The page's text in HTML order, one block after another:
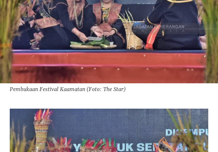
Pembukaan Festival Kaamatan (Foto: The Star)